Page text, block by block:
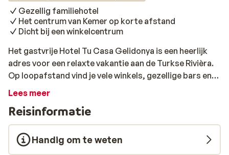
Gezellig familiehotel
Het centrum van Kemer op korte afstand
Dicht bij een winkelcentrum
Het gastvrije Hotel Tu Casa Gelidonya is een heerlijk
adres voor een relaxte vakantie aan de Turkse Rivièra.
Op loopafstand vind je vele winkels, gezellige bars en
goede restaurants. Wil je een dagje naar een ander leuk
lopen. De knusse hotelkamers zijn ingericht met lichte
meubels en bieden je veel comfort. Er zijn twee
zwembaden voor een frisse duik en je kunt je in de Spa
heerlijk laten vertroetelen. Een heerlijke
Lees meer
Reisinformatie
Handig om te weten